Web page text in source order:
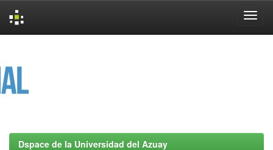
Dspace de la Universidad del Azuay